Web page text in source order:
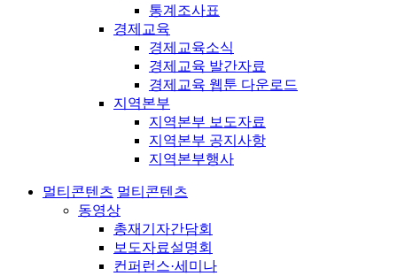
통계조사표
경제교육
경제교육소식
경제교육 발간자료
경제교육 웹툰 다운로드
지역본부
지역본부 보도자료
지역본부 공지사항
지역본부행사
멀티콘텐츠 멀티콘텐츠
동영상
총재기자간담회
보도자료설명회
컨퍼런스·세미나